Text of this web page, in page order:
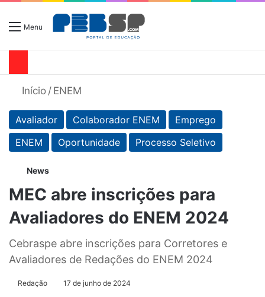
Menu
Início / ENEM
Avaliador Colaborador ENEM
Emprego
ENEM
Oportunidade Processo Seletivo
News
MEC abre inscrições para
Avaliadores do ENEM 2024
Cebraspe abre inscrições para Corretores e
Avaliadores de Redações do ENEM 2024
Redação 17 de junho de 2024